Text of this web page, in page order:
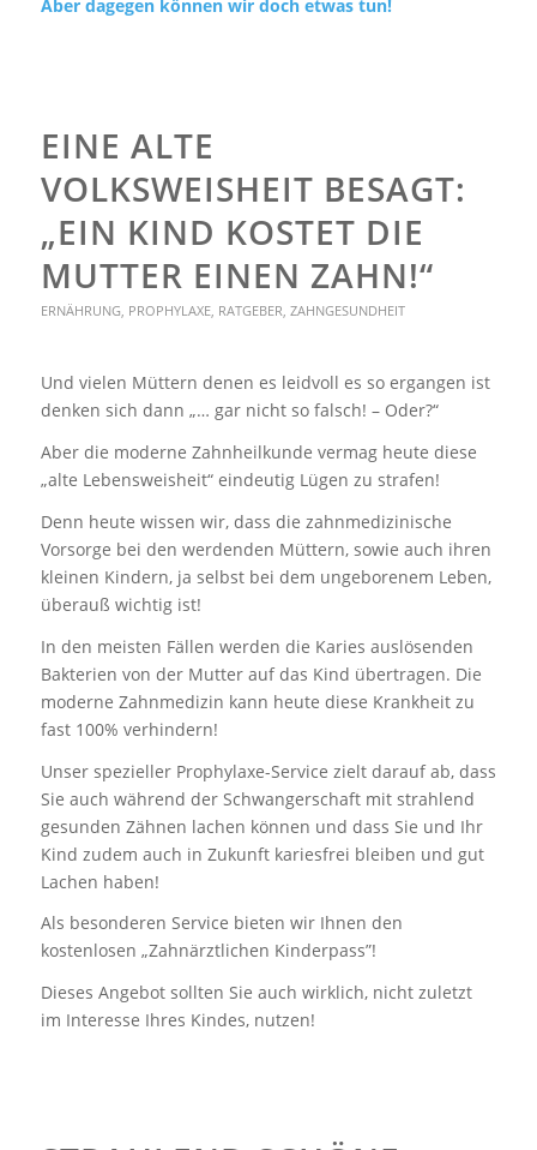
Aber dagegen können wir doch etwas tun!
EINE ALTE
VOLKSWEISHEIT BESAGT:
„EIN KIND KOSTET DIE
MUTTER EINEN ZAHN!“
ERNÄHRUNG, PROPHYLAXE, RATGEBER, ZAHNGESUNDHEIT
Und vielen Müttern denen es leidvoll es so ergangen ist
denken sich dann „… gar nicht so falsch! – Oder?“
Aber die moderne Zahnheilkunde vermag heute diese
„alte Lebensweisheit“ eindeutig Lügen zu strafen!
Denn heute wissen wir, dass die zahnmedizinische
Vorsorge bei den werdenden Müttern, sowie auch ihren
kleinen Kindern, ja selbst bei dem ungeborenem Leben,
überauß wichtig ist!
In den meisten Fällen werden die Karies auslösenden
Bakterien von der Mutter auf das Kind übertragen. Die
moderne Zahnmedizin kann heute diese Krankheit zu
fast 100% verhindern!
Unser spezieller Prophylaxe-Service zielt darauf ab, dass
Sie auch während der Schwangerschaft mit strahlend
gesunden Zähnen lachen können und dass Sie und Ihr
Kind zudem auch in Zukunft kariesfrei bleiben und gut
Lachen haben!
Als besonderen Service bieten wir Ihnen den
kostenlosen „Zahnärztlichen Kinderpass”!
Dieses Angebot sollten Sie auch wirklich, nicht zuletzt
im Interesse Ihres Kindes, nutzen!